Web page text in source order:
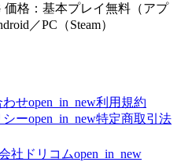
価格：基本プレイ無料（アプ
／PC（Steam）
わせopen_in_new利用規約
シーopen_in_new特定商取引法
社ドリコムopen_in_new